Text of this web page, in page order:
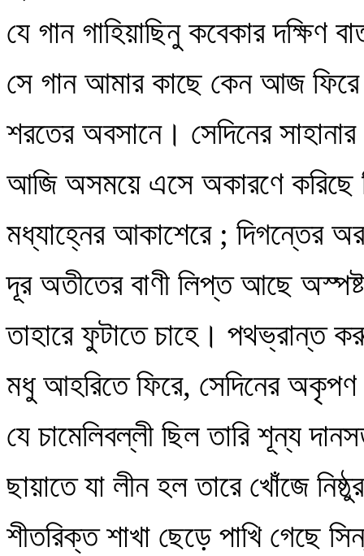
যে গান গাহিয়াছিনু কবেকার দক্ষিণ
সে গান আমার কাছে কেন আজ
শরতের অবসানে। সেদিনের
আজি অসময়ে এসে অকারণে করিছে
মধ্যাহ্নের আকাশেরে ; দিগন্তের
দূর অতীতের বাণী লিপ্ত আছে
তাহারে ফুটাতে চাহে। পথভ্রান্ত
মধু আহরিতে ফিরে, সেদিনের অকৃপণ
যে চামেলিবল্লী ছিল তারি শূন্য
ছায়াতে যা লীন হল তারে খোঁজে
শীতরিক্ত শাখা ছেড়ে পাখি গেছে